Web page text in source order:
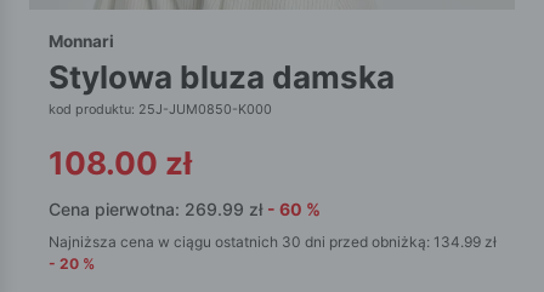
Monnari
stylowa bluza damska
kod produktu: 25J-JUM0850-K000
108.00 zł
Cena pierwotna: 269.99 zł - 60 %
Najniższa cena w ciągu ostatnich 30 dni przed obniżką: 134.99 zł
- 20 %